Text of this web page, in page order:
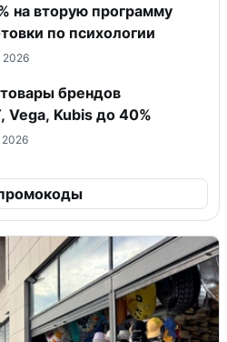
на вторую программу
по психологии
2026
брендов
Vega, Kubis до 40%
2026